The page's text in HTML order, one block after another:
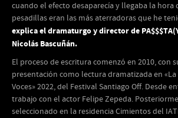
cuando el efecto desaparecía y llegaba la hora
pesadillas eran las más aterradoras que he
explica el dramaturgo y director de
Nicolás Bascuñán.
El proceso de escritura comenzó en 2010, con
presentación como lectura dramatizada en
Voces» 2022, del Festival Santiago Off. Desde
trabajo con el actor Felipe Zepeda.
seleccionado en la residencia Cimientos del